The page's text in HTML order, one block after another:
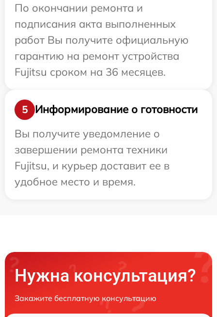
По окончании ремонта и
подписания акта выполненных
работ Вы получите официальную
гарантию на ремонт устройства
Fujitsu сроком на 36 месяцев.
5
Информирование о готовности
Вы получите уведомление о
завершении ремонта техники
Fujitsu, и курьер доставит ее в
удобное место и время.
Нужна консультация?
Закажите бесплатную консультацию